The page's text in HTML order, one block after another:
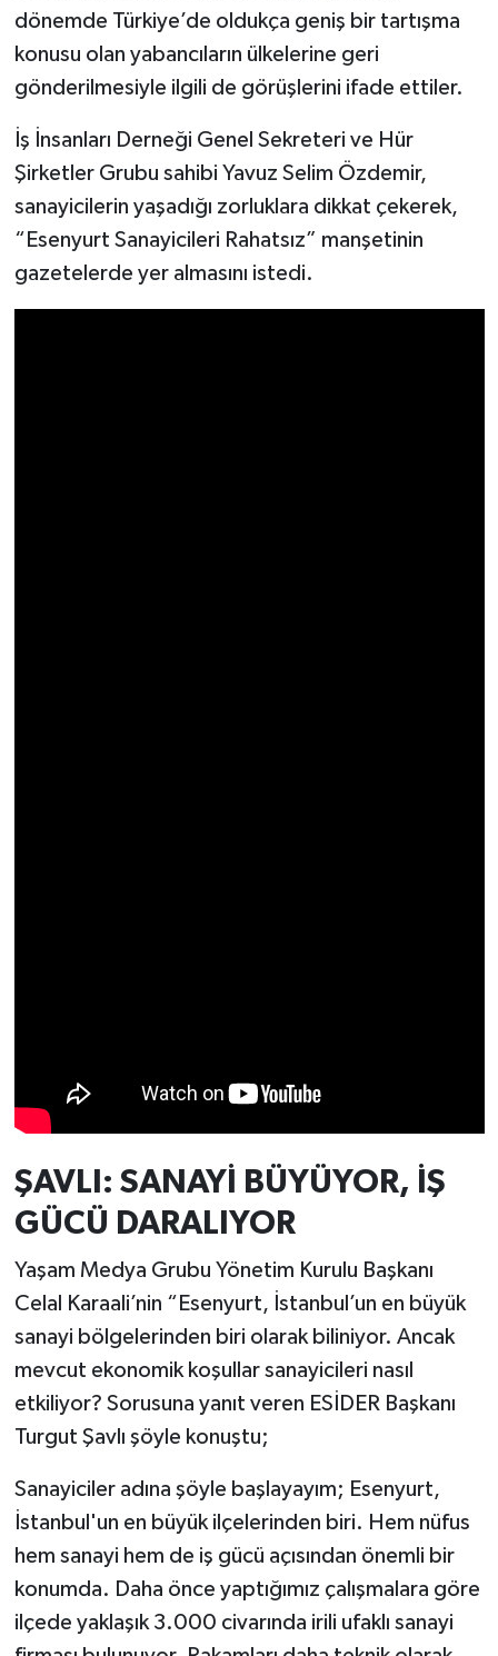
dönemde Türkiye’de oldukça geniş bir tartışma
konusu olan yabancıların ülkelerine geri
gönderilmesiyle ilgili de görüşlerini ifade ettiler.
İş İnsanları Derneği Genel Sekreteri ve Hür
Şirketler Grubu sahibi Yavuz Selim Özdemir,
sanayicilerin yaşadığı zorluklara dikkat çekerek,
“Esenyurt Sanayicileri Rahatsız” manşetinin
gazetelerde yer almasını istedi.
ŞAVLI: SANAYİ BÜYÜYOR, İŞ
GÜCÜ DARALIYOR
Yaşam Medya Grubu Yönetim Kurulu Başkanı
Celal Karaali’nin “Esenyurt, İstanbul’un en büyük
sanayi bölgelerinden biri olarak biliniyor. Ancak
mevcut ekonomik koşullar sanayicileri nasıl
etkiliyor? Sorusuna yanıt veren ESİDER Başkanı
Turgut Şavlı şöyle konuştu;
Sanayiciler adına şöyle başlayayım; Esenyurt,
İstanbul'un en büyük ilçelerinden biri. Hem nüfus
hem sanayi hem de iş gücü açısından önemli bir
konumda. Daha önce yaptığımız çalışmalara göre
ilçede yaklaşık 3.000 civarında irili ufaklı sanayi